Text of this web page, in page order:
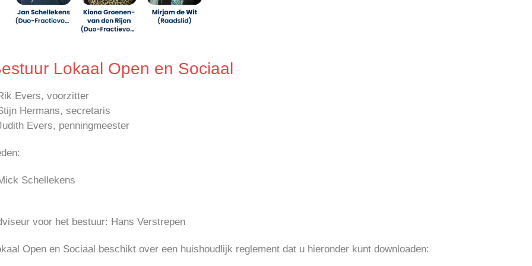
Lokaal Open en Sociaal
Evers, voorzitter
Hermans, secretaris
Evers, penningmeester
Schellekens
voor het bestuur: Hans Verstrepen
Open en Sociaal beschikt over een huishoudlijk reglement dat u hieronder kunt downloaden: